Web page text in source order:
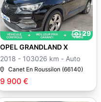
29
9 900 €
OPEL GRANDLAND X
2018 - 103026 km - Auto
Canet En Roussilon (66140)